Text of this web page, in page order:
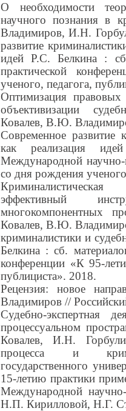
О необходимости
научного познания в
Владимиров, И.Н.
развитие
идей Р.С. Белкина :
практической
ученого, педагога,
Оптимизация
объективизации
Ковалев, В.Ю.
Современное развитие
как реализация
Международной
со дня рождения
эффективный
многокомпонентных
Ковалев, В.Ю.
криминалистики и
Белкина : сб.
конференции «К 95-
публициста». 2018.
Рецензия: новое
Владимиров //
Судебно-экспертная
процессуальном
Ковалев, И.Н.
процесса и
государственного
15-летию практики
Международной
Н.П. Кирилловой, Н.Г.